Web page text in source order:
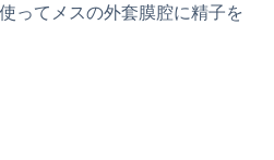
ってメスの外套膜腔に精子を